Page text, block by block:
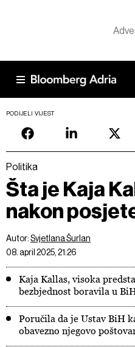
PODIJELI VIJEST
Politika
Šta je Kaja
nakon
Autor:Svjetlana Šurlan
08. april 2025, 21:26
Kaja Kallas, visoka
bezbjednost boravila u
Poručila da je Ustav BiH
obavezno njegovo